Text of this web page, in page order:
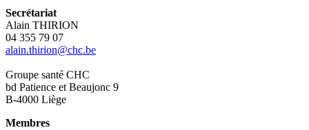
Secrétariat
Alain THIRION
04 355 79 07
alain.thirion@chc.be
Groupe santé CHC
bd Patience et Beaujonc 9
B-4000 Liège
Membres